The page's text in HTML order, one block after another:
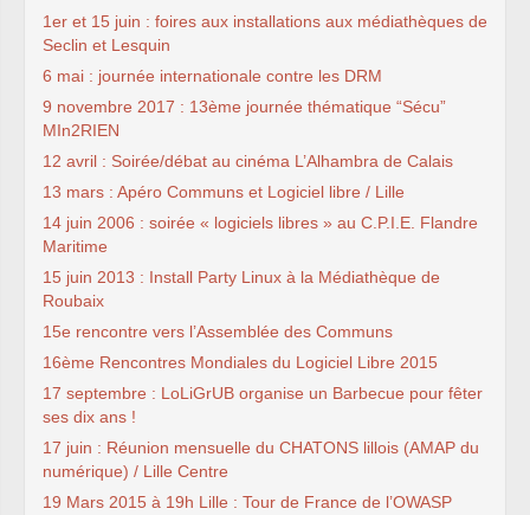
1er et 15 juin : foires aux installations aux médiathèques de
Seclin et Lesquin
6 mai : journée internationale contre les DRM
9 novembre 2017 : 13ème journée thématique “Sécu”
MIn2RIEN
12 avril : Soirée/débat au cinéma L’Alhambra de Calais
13 mars : Apéro Communs et Logiciel libre / Lille
14 juin 2006 : soirée « logiciels libres » au C.P.I.E. Flandre
Maritime
15 juin 2013 : Install Party Linux à la Médiathèque de
Roubaix
15e rencontre vers l’Assemblée des Communs
16ème Rencontres Mondiales du Logiciel Libre 2015
17 septembre : LoLiGrUB organise un Barbecue pour fêter
ses dix ans !
17 juin : Réunion mensuelle du CHATONS lillois (AMAP du
numérique) / Lille Centre
19 Mars 2015 à 19h Lille : Tour de France de l’OWASP